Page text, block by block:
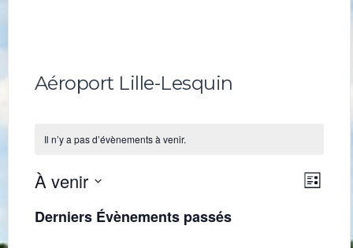
Aéroport Lille-Lesquin
Il n’y a pas d’évènements à venir.
Liste
À venir
une
date.
Derniers Évènements passés